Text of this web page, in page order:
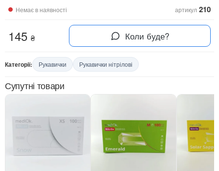
Немає в наявності артикул 210
145 ₴ Коли буде?
Категорії: Рукавички Рукавички нітрілові
Супутні товари